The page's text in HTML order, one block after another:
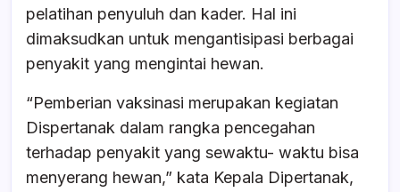
pelatihan penyuluh dan kader. Hal ini
dimaksudkan untuk mengantisipasi berbagai
penyakit yang mengintai hewan.
“Pemberian vaksinasi merupakan kegiatan
Dispertanak dalam rangka pencegahan
terhadap penyakit yang sewaktu- waktu bisa
menyerang hewan,” kata Kepala Dipertanak,